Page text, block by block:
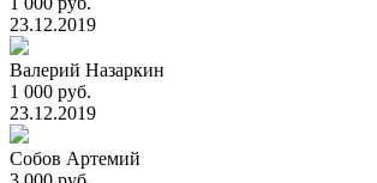
23.12.2019
Валерий Назаркин
1 000 руб.
23.12.2019
Собов Артемий